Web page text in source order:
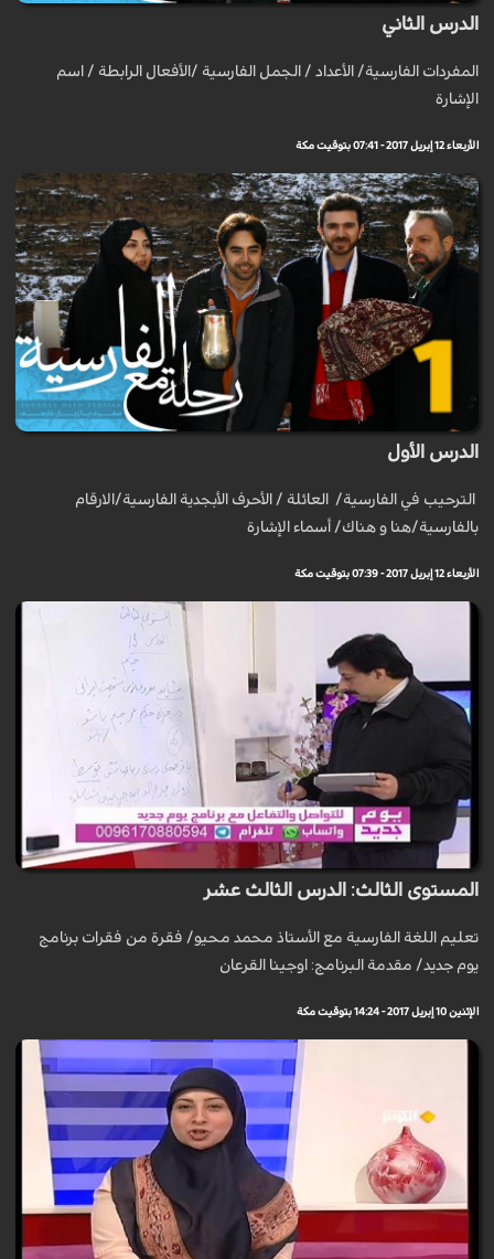
الدرس الثاني
المفردات الفارسية/ الأعداد / الجمل الفارسية /الأفعال الرابطة / اسم
الإشارة
الأربعاء 12 إبريل 2017 - 07:41 بتوقيت مكة
الدرس الأول
الترحيب في الفارسية/ العائلة / الأحرف الأبجدية الفارسية/الارقام
بالفارسية/هنا و هناك/ أسماء الإشارة
الأربعاء 12 إبريل 2017 - 07:39 بتوقيت مكة
المستوى الثالث: الدرس الثالث عشر
تعليم اللغة الفارسية مع الأستاذ محمد محيو/ فقرة من فقرات برنامج
يوم جديد/ مقدمة البرنامج: اوجينا القرعان
الإثنين 10 إبريل 2017 - 14:24 بتوقيت مكة